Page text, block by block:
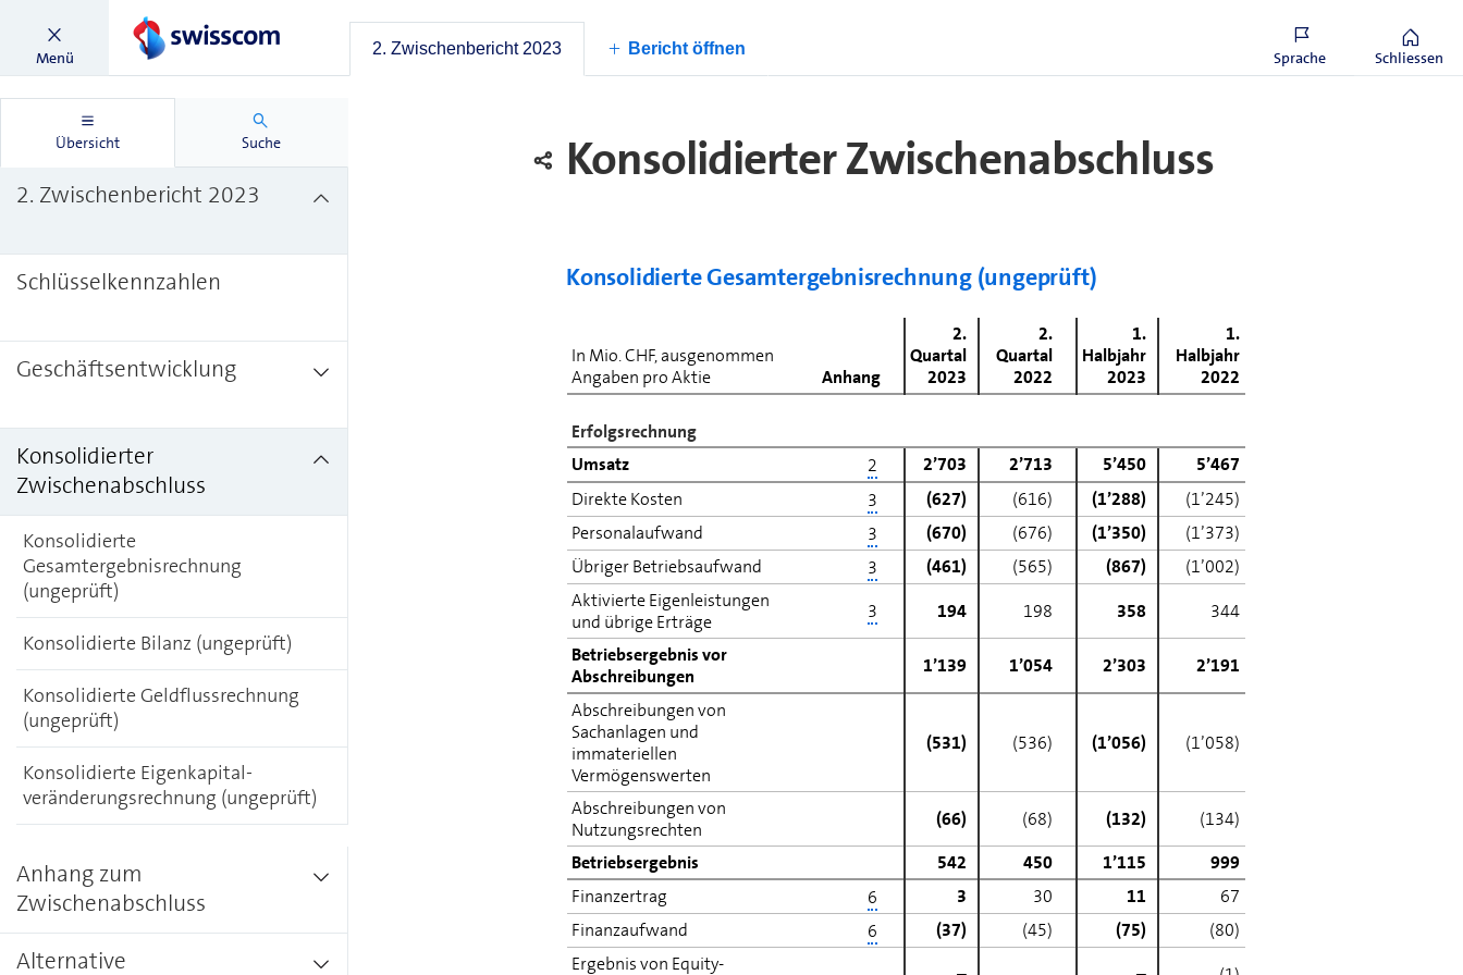
Menü 2. Zwischenbericht 2023 Bericht öffnen Sprache Schliessen
Übersicht Suche
2. Zwischenbericht 2023
Schlüsselkennzahlen
Geschäftsentwicklung
Konsolidierter
Zwischenabschluss
Konsolidierte
Gesamtergebnisrechnung
(ungeprüft)
Konsolidierte Bilanz (ungeprüft)
Konsolidierte Geldflussrechnung
(ungeprüft)
Konsolidierte Eigen­kapital­
veränderungs­rechnung (ungeprüft)
Anhang zum
Zwischenabschluss
Alternative
Swisscom, der Generalversammlung 2024 für das Geschäftsjahr 2023 eine unver­
änderte Dividende von CHF 22 pro Aktie vorzuschlagen.
Konsolidierter Zwischenabschluss
Konsolidierte Gesamt­ergebnis­rechnung (ungeprüft)
In Mio. CHF, ausgenommen
Angaben pro Aktie
Anhang
2.
Quartal
2023
2.
Quartal
2022
1.
Halbjahr
2023
1.
Halbjahr
2022
Erfolgsrechnung
Umsatz
2 2’703 2’713 5’450
5’467
Direkte Kosten
3 (627) (616) (1’288)
(1’245)
Personalaufwand
3 (670) (676) (1’350)
(1’373)
Übriger Betriebsaufwand
3 (461) (565) (867)
(1’002)
Aktivierte Eigenleistungen
und übrige Erträge
3 194 198 358
344
Betriebsergebnis vor
Abschreibungen
1’139 1’054 2’303
2’191
Abschreibungen von
Sachanlagen und
immateriellen
Vermögenswerten
(531) (536) (1’056) (1’058)
Abschreibungen von
Nutzungsrechten
(66) (68) (132)
(134)
Betriebsergebnis
542 450 1’115
999
Finanzertrag
6 3 30 11
67
Finanzaufwand
6 (37) (45) (75)
(80)
Ergebnis von Equity-